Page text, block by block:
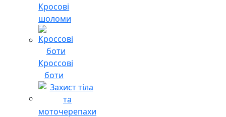
Кросові
шоломи
Кроссові
боти